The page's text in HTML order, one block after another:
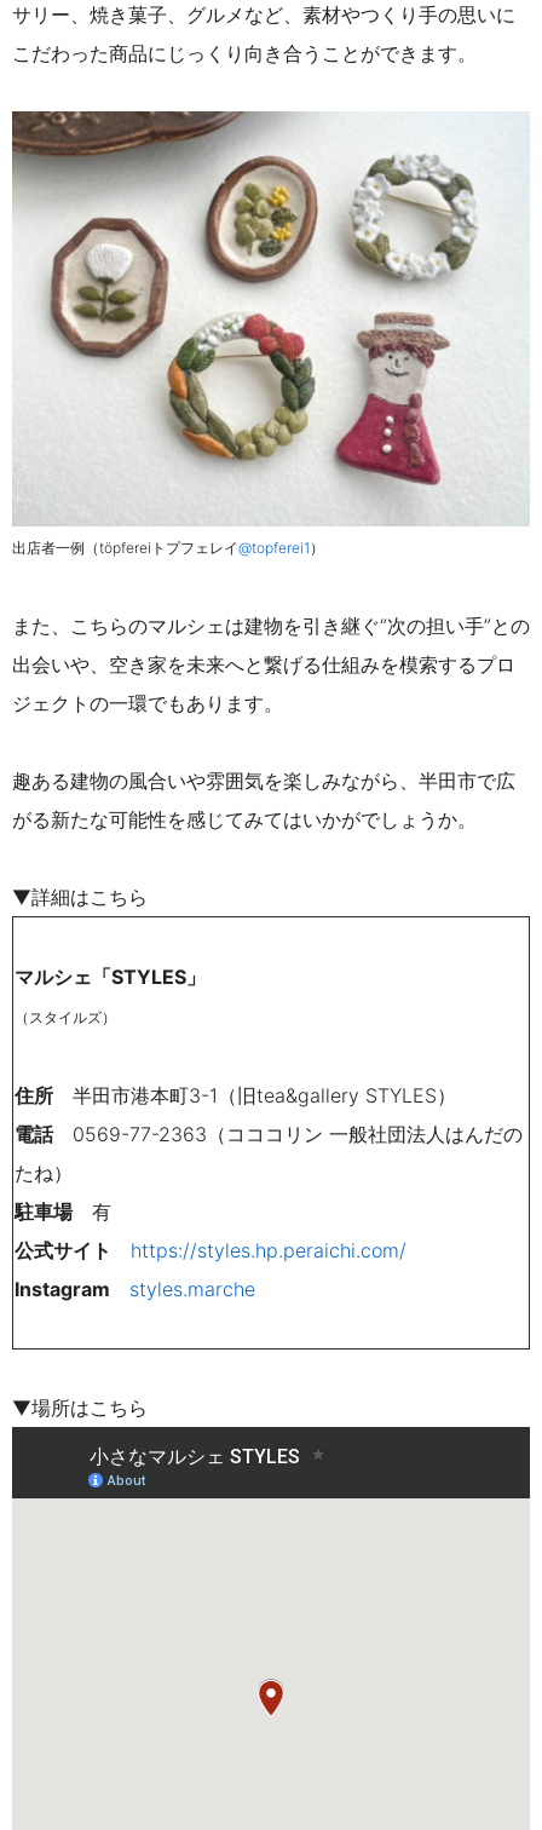
サリー、焼き菓子、グルメなど、素材やつくり手の思いに
こだわった商品にじっくり向き合うことができます。
出店者一例（töpfereiトプフェレイ@topferei1 ）
また、こちらのマルシェは建物を引き継ぐ“次の担い手”との
出会いや、空き家を未来へと繋げる仕組みを模索するプロ
ジェクトの一環でもあります。
趣ある建物の風合いや雰囲気を楽しみながら、半田市で広
がる新たな可能性を感じてみてはいかがでしょうか。
▼詳細はこちら
マルシェ「STYLES」
（スタイルズ）
住所
半田市港本町3-1（旧tea&gallery STYLES）
電話0569-77-2363（コココリン 一般社団法人はんだの
たね）
駐車場有
公式サイト
https://styles.hp.peraichi.com/
Instagram
styles.marche
▼場所はこちら